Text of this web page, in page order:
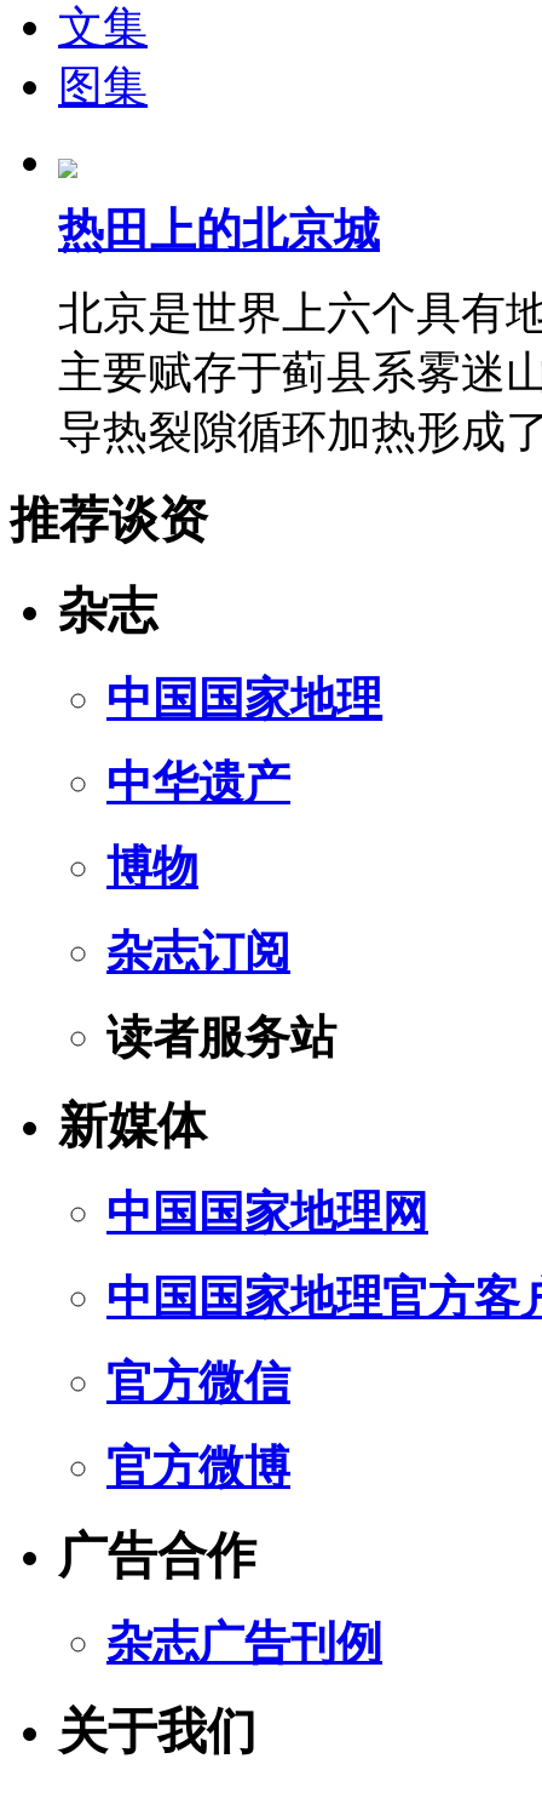
文集
图集
热田上的北京城
北京是世界上六个具有
主要赋存于蓟县系雾迷
导热裂隙循环加热形
推荐谈资
杂志
中国国家地理
中华遗产
博物
杂志订阅
读者服务站
新媒体
中国国家地理网
中国国家地理官方客
官方微信
官方微博
广告合作
杂志广告刊例
关于我们